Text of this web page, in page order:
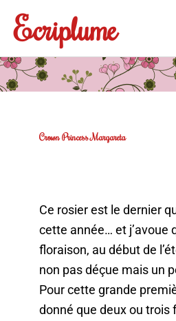
contenu
Ecriplume
Crown Princess Margareta
Ce rosier est le dernier
cette année… et j’avoue
floraison, au début de
non pas déçue mais un
Pour cette grande
donné que deux ou trois